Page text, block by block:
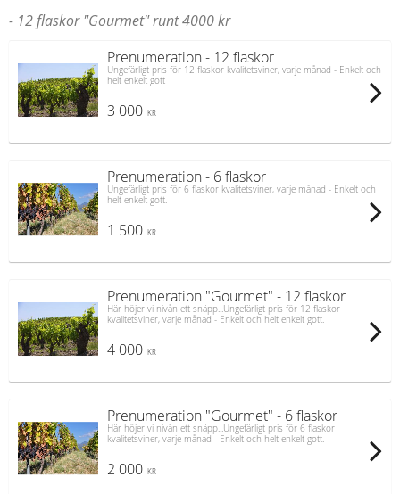
- 12 flaskor "Gourmet" runt 4000 kr
Prenumeration - 12 flaskor
Ungefärligt pris för 12 flaskor kvalitetsviner, varje månad - Enkelt och
helt enkelt gott
3 000 KR
Prenumeration - 6 flaskor
Ungefärligt pris för 6 flaskor kvalitetsviner, varje månad - Enkelt och
helt enkelt gott.
1 500 KR
Prenumeration "Gourmet" - 12 flaskor
Här höjer vi nivån ett snäpp...Ungefärligt pris för 12 flaskor
kvalitetsviner, varje månad - Enkelt och helt enkelt gott.
4 000 KR
Prenumeration "Gourmet" - 6 flaskor
Här höjer vi nivån ett snäpp...Ungefärligt pris för 6 flaskor
kvalitetsviner, varje månad - Enkelt och helt enkelt gott.
2 000 KR